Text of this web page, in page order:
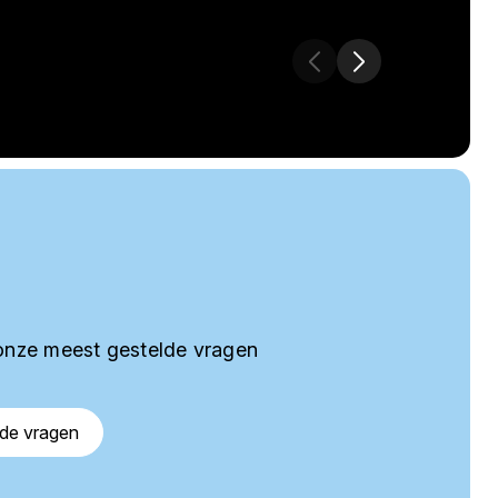
meest gestelde vragen
vragen